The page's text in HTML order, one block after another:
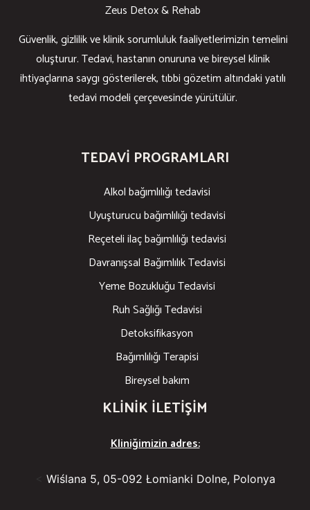
Zeus Detox & Rehab
Güvenlik, gizlilik ve klinik sorumluluk faaliyetlerimizin temelini
oluşturur. Tedavi, hastanın onuruna ve bireysel klinik
ihtiyaçlarına saygı gösterilerek, tıbbi gözetim altındaki yatılı
tedavi modeli çerçevesinde yürütülür.
TEDAVI PROGRAMLARI
Alkol bağımlılığı tedavisi
Uyuşturucu bağımlılığı tedavisi
Reçeteli ilaç bağımlılığı tedavisi
Davranışsal Bağımlılık Tedavisi
Yeme Bozukluğu Tedavisi
Ruh Sağlığı Tedavisi
Detoksifikasyon
Bağımlılığı Terapisi
Bireysel bakım
KLINIK ILETIŞIM
Kliniğimizin adres:
Wiślana 5, 05-092 Łomianki Dolne, Polonya